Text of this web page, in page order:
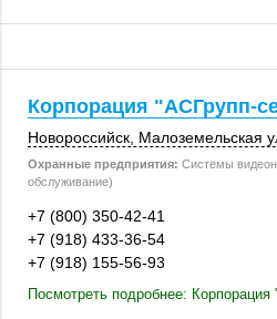
Корпорация "АСГрупп-
Новороссийск , Малоземельская
Охранные предприятия: Системы
обслуживание)
+7 (800) 350-42-41
+7 (918) 433-36-54
+7 (918) 155-56-93
Посмотреть подробнее: